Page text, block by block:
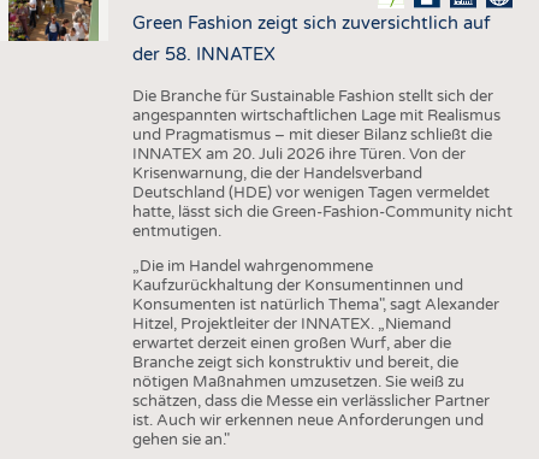
Green Fashion zeigt sich zuversichtlich auf
der 58. INNATEX
Die Branche für Sustainable Fashion stellt sich der
angespannten wirtschaftlichen Lage mit Realismus
und Pragmatismus – mit dieser Bilanz schließt die
INNATEX am 20. Juli 2026 ihre Türen. Von der
Krisenwarnung, die der Handelsverband
Deutschland (HDE) vor wenigen Tagen vermeldet
hatte, lässt sich die Green-Fashion-Community nicht
entmutigen.
„Die im Handel wahrgenommene
Kaufzurückhaltung der Konsumentinnen und
Konsumenten ist natürlich Thema", sagt Alexander
Hitzel, Projektleiter der INNATEX. „Niemand
erwartet derzeit einen großen Wurf, aber die
Branche zeigt sich konstruktiv und bereit, die
nötigen Maßnahmen umzusetzen. Sie weiß zu
schätzen, dass die Messe ein verlässlicher Partner
ist. Auch wir erkennen neue Anforderungen und
gehen sie an."